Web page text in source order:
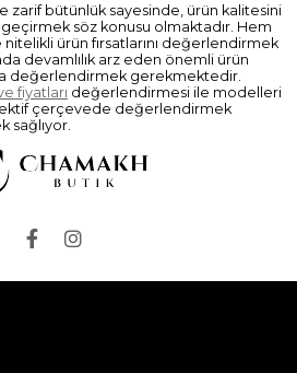
zarif bütünlük sayesinde, ürün kalitesini
söz konusu olmaktadır. Hem
ürün fırsatlarını değerlendirmek
devamlılık arz eden önemli ürün
değerlendirmek gerekmektedir.
fiyatları değerlendirmesi ile modelleri
çerçevede değerlendirmek
sağlıyor.